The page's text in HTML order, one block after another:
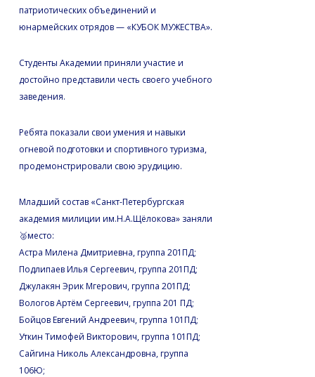
патриотических объединений и
юнармейских отрядов — «КУБОК МУЖЕСТВА».
Студенты Академии приняли участие и
достойно представили честь своего учебного
заведения.
Ребята показали свои умения и навыки
огневой подготовки и спортивного туризма,
продемонстрировали свою эрудицию.
Младший состав «Санкт-Петербургская
академия милиции им.Н.А.Щёлокова» заняли
🥈место:
Астра Милена Дмитриевна, группа 201ПД;
Подлипаев Илья Сергеевич, группа 201ПД;
Джулакян Эрик Мгерович, группа 201ПД;
Вологов Артём Сергеевич, группа 201 ПД;
Бойцов Евгений Андреевич, группа 101ПД;
Уткин Тимофей Викторович, группа 101ПД;
Сайгина Николь Александровна, группа
106Ю;